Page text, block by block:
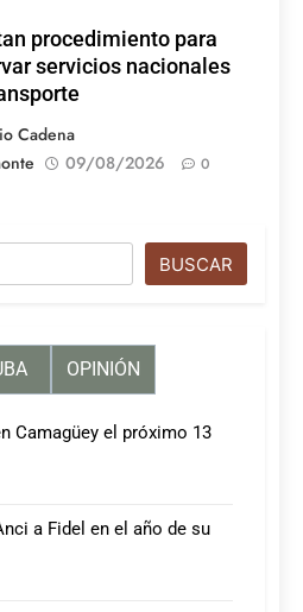
procedimiento para
servicios nacionales
Cadena
09/08/2026 0
BUSCAR
OPINIÓN
Camagüey el próximo 13
a Fidel en el año de su